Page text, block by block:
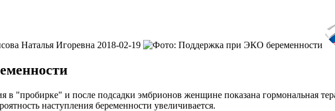
Наталья Игоревна 2018-02-19
в "пробирке" и после подсадки эмбрионов женщине показана гормональная
наступления беременности увеличивается.